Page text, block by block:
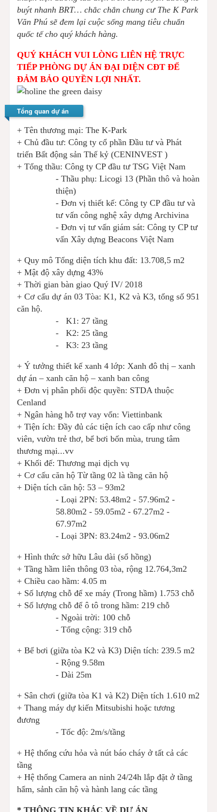
buýt nhanh BRT… chắc chắn chung cư The K Park
Văn Phú sẽ đem lại cuộc sống mang tiêu chuẩn
quốc tế cho quý khách hàng.
QUÝ KHÁCH VUI LÒNG LIÊN HỆ TRỰC
TIẾP PHÒNG DỰ ÁN ĐẠI DIỆN CĐT ĐỂ
ĐẢM BẢO QUYỀN LỢI NHẤT.
Tổng quan dự án
+Tên thương mại: The K-Park
+ Chủ đầu tư:Công ty cổ phần Đầu tư và Phát
triển Bất động sản Thế kỷ (CENINVEST )
+ Tổng thầu: Công ty CP đầu tư TSG Việt Nam
- Thầu phụ: Licogi 13 (Phần thô và hoàn
thiện)
- Đơn vị thiết kế: Công ty CP đầu tư và
tư vấn công nghệ xây dựng Archivina
- Đơn vị tư vấn giám sát: Công ty CP tư
vấn Xây dựng Beacons Việt Nam
+ Quy mô Tổng diện tích khu đất: 13.708,5 m2
+ Mật độ xây dựng 43%
+ Thời gian bàn giao Quý IV/ 2018
+ Cơ cấu dự án 03 Tòa: K1, K2 và K3, tổng số 951
căn hộ.
- K1: 27 tầng
- K2: 25 tầng
- K3: 23 tầng
+ Ý tưởng thiết kế xanh 4 lớp: Xanh đô thị – xanh
dự án – xanh căn hộ – xanh ban công
+ Đơn vị phân phối độc quyền: STDA thuộc
Cenland
+ Ngân hàng hỗ trợ vay vốn: Viettinbank
+ Tiện ích: Đầy đủ các tiện ích cao cấp như công
viên, vườn trẻ thơ, bể bơi bốn mùa, trung tâm
thương mại...vv
+ Khối đế: Thương mại dịch vụ
+ Cơ cấu căn hộ Từ tầng 02 là tầng căn hộ
+ Diện tích căn hộ: 53 – 93m2
- Loại 2PN: 53.48m2 - 57.96m2 -
58.80m2 - 59.05m2 - 67.27m2 -
67.97m2
- Loại 3PN: 83.24m2 - 93.06m2
+ Hình thức sở hữu Lâu dài (sổ hồng)
+ Tầng hầm liên thông 03 tòa, rộng 12.764,3m2
+ Chiều cao hầm: 4.05 m
+ Số lượng chỗ để xe máy (Trong hầm) 1.753 chỗ
+ Số lượng chỗ để ô tô trong hầm: 219 chỗ
- Ngoài trời: 100 chỗ
- Tổng cộng: 319 chỗ
+ Bể bơi (giữa tòa K2 và K3) Diện tích: 239.5 m2
- Rộng 9.58m
- Dài 25m
+ Sân chơi (giữa tòa K1 và K2) Diện tích 1.610 m2
+ Thang máy dự kiến Mitsubishi hoặc tương
đương
- Tốc độ: 2m/s/tầng
+ Hệ thống cứu hỏa và nút báo cháy ở tất cả các
tầng
+ Hệ thống Camera an ninh 24/24h lắp đặt ở tầng
hẩm, sảnh căn hộ và hành lang các tầng